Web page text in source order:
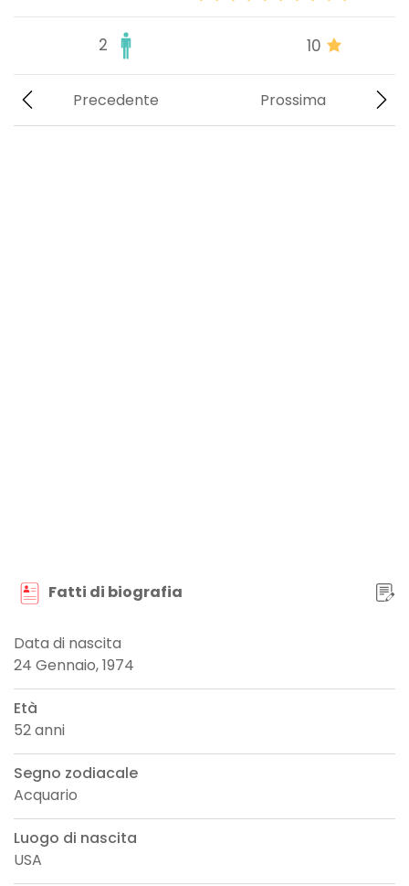
2 10
Prossima
Precedente
Fatti di biografia
Data di nascita
24 Gennaio, 1974
Età
52 anni
Segno zodiacale
Acquario
Luogo di nascita
USA